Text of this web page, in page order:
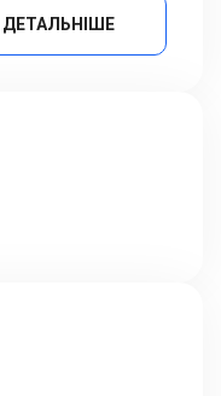
ДЕТАЛЬНІШЕ